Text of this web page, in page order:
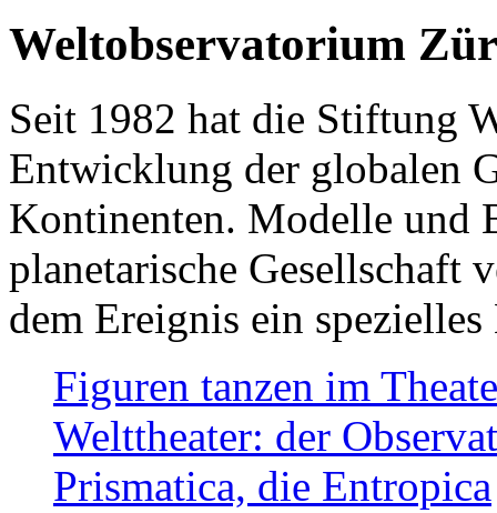
Weltobservatorium
Seit 1982 hat die Stiftung
Entwicklung der globalen
Kontinenten. Modelle und
planetarische Gesellschaft
dem Ereignis ein
Figuren tanzen im
Welttheater: der
Prismatica, die Entropica